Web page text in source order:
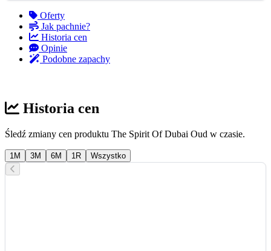
Oferty
Jak pachnie?
Historia cen
Opinie
Podobne zapachy
Historia cen
Śledź zmiany cen produktu The Spirit Of Dubai Oud w czasie.
1M 3M 6M 1R Wszystko